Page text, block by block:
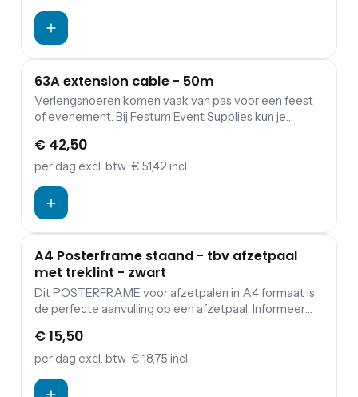
63A extension cable - 50m
Verlengsnoeren komen vaak van pas voor een feest
of evenement. Bij Festum Event Supplies kun je
en kabbelmatten.
€ 42,50
per dag excl. btw· € 51,42 incl.
A4 Posterframe staand - tbv afzetpaal
met treklint - zwart
Dit POSTERFRAME voor afzetpalen in A4 formaat is
de perfecte aanvulling op een afzetpaal. Informeer
professioneel. Een display als deze is uitermate
geschikt tijdens beurzen, feesten en evenementen.
displays veelvuldig toegepast.
€ 15,50
per dag excl. btw· € 18,75 incl.